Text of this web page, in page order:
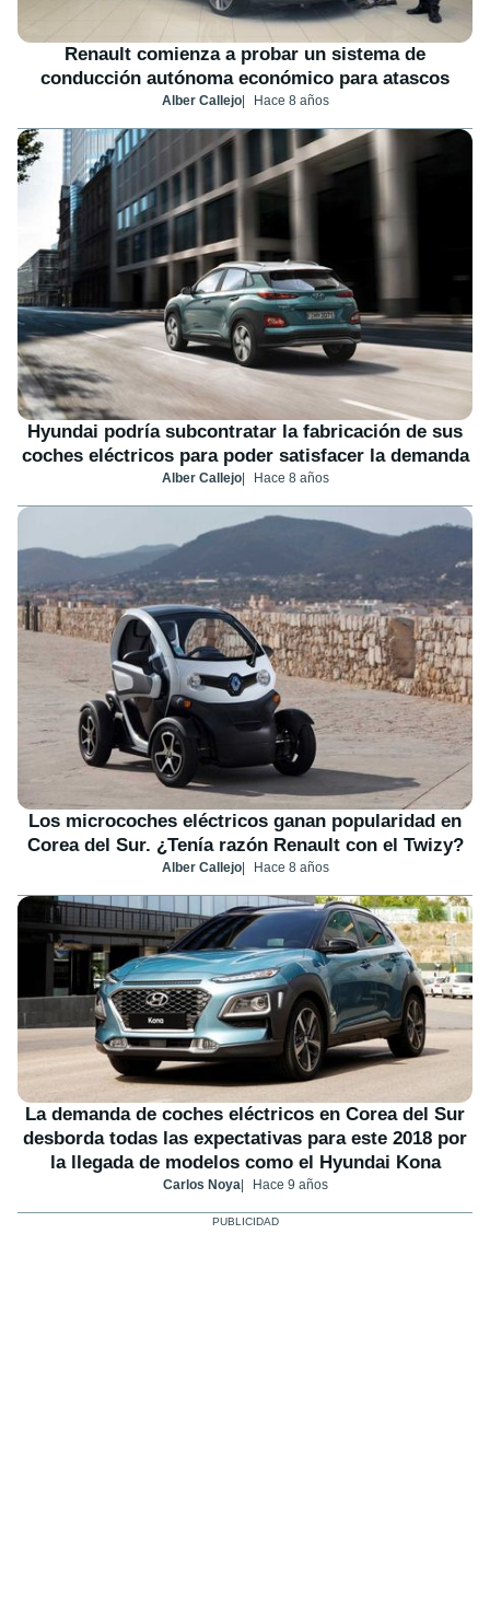
Renault comienza a probar un sistema de
conducción autónoma económico para atascos
Alber Callejo Hace 8 años
Hyundai podría subcontratar la fabricación de sus
coches eléctricos para poder satisfacer la demanda
Alber Callejo Hace 8 años
Los microcoches eléctricos ganan popularidad en
Corea del Sur. ¿Tenía razón Renault con el Twizy?
Alber Callejo Hace 8 años
La demanda de coches eléctricos en Corea del Sur
desborda todas las expectativas para este 2018 por
la llegada de modelos como el Hyundai Kona
Carlos Noya Hace 9 años